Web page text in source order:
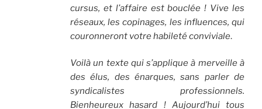
cursus, et l’affaire est bouclée ! Vive les
réseaux, les copinages, les influences, qui
couronneront votre habileté conviviale.
Voilà un texte qui s’applique à merveille à
des élus, des énarques, sans parler de
syndicalistes professionnels.
Bienheureux hasard ! Aujourd’hui tous